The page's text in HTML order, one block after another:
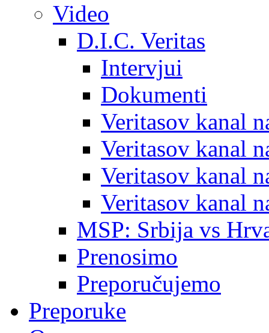
Video
D.I.C. Veritas
Intervjui
Dokumenti
Veritasov kanal
Veritasov kanal
Veritasov kanal
Veritasov kanal
MSP: Srbija vs
Prenosimo
Preporučujemo
Preporuke